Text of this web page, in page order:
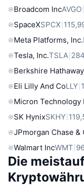
Broadcom IncAVGO
SpaceXSPCX
Meta Platforms, Inc.
Tesla, Inc.TSLA
Berkshire
Eli Lilly And CoLLY
Micron Technology
SK HynixSKHY
JPmorgan Chase &
Walmart IncWMT
Die